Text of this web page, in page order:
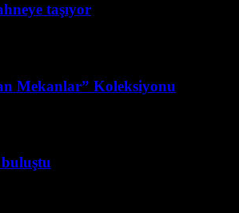
taşıyor
Mekanlar” Koleksiyonu